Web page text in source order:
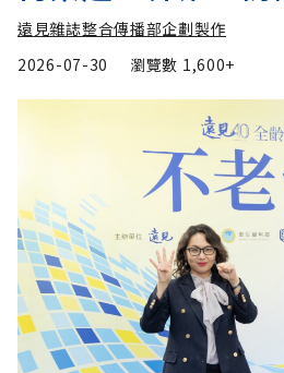
遠見雜誌整合傳播部企劃製作
2026-07-30
瀏覽數 1,600+